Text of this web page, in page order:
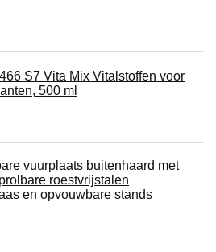
S7 Vita Mix Vitalstoffen voor
500 ml
vuurplaats buitenhaard met
roestvrijstalen
en opvouwbare stands